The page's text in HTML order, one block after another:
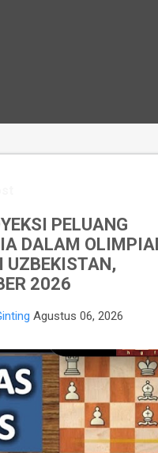
PELUANG
DALAM
UZBEKISTAN,
2026
Agustus 06, 2026